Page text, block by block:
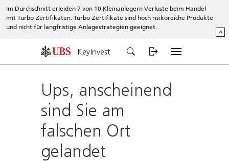
Im Durchschnitt erleiden 7 von 10 Kleinanlegern Verluste beim Handel
mit Turbo-Zertifikaten. Turbo-Zertifikate sind hoch risikoreiche Produkte
und nicht für langfristige Anlagestrategien geeignet.
^
KeyInvest
Ups, anscheinend
sind Sie am
falschen Ort
gelandet